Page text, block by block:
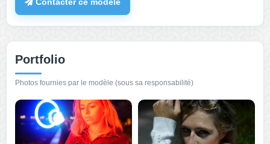
Portfolio
Photos fournies par le modèle (sous sa responsabilité)